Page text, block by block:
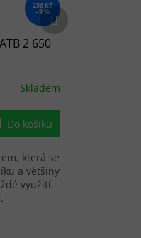
256 Kč
–9 %
2 650
Skladem
Do košíku
která se
a většiny
využití.
Další produkt